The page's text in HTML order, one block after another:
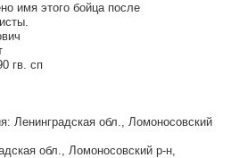
имя этого бойца после
гв. сп
Ленинградская обл., Ломоносовский
обл., Ломоносовский р-н,